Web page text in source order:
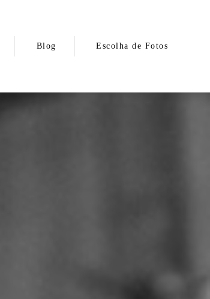
Blog Escolha de Fotos